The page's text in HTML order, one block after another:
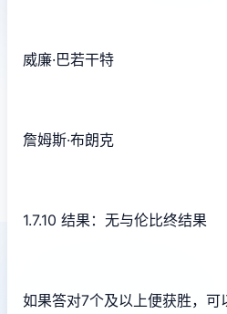
威廉·巴若干特
詹姆斯·布朗克
1.7.10 结果：无与伦比终结果
如果答对7个及以上便获胜，可